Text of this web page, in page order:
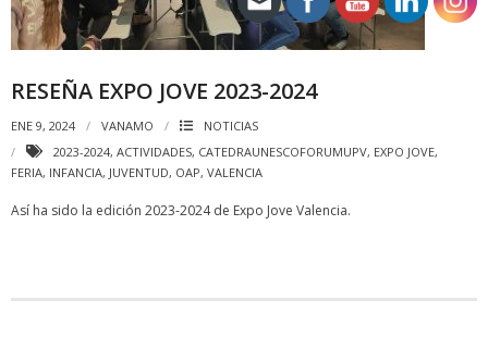
RESEÑA EXPO JOVE 2023-2024
ENE 9, 2024 VANAMO
NOTICIAS
2023-2024, ACTIVIDADES, CATEDRAUNESCOFORUMUPV, EXPO JOVE,
FERIA, INFANCIA, JUVENTUD, OAP, VALENCIA
Así ha sido la edición 2023-2024 de Expo Jove Valencia.